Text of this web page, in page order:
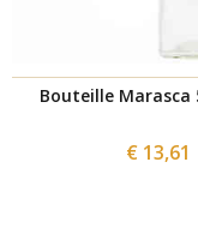
Bouteille Marasca
€ 13,61